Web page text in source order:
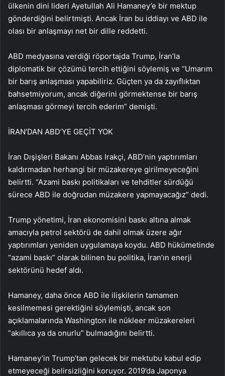
ülkenin dini lideri Ayetullah Ali Hamaney’e bir mektup
gönderdiğini belirtmişti. Ancak İran bu iddiayı ve ABD ile
olası bir anlaşmayı net bir dille reddetti.
ABD medyasına verdiği röportajda Trump, İran’la
diplomatik bir çözümü tercih ettiğini söylemiş ve “Umarım
bir barış anlaşması yapabiliriz. Güçten ya da zayıflıktan
bahsetmiyorum, ancak diğerini görmektense bir barış
anlaşması görmeyi tercih ederim” demişti.
İRAN’DAN ABD’YE GEÇİT YOK
İran Dışişleri Bakanı Abbas Irakçi, ABD’nin yaptırımları
kaldırmadan herhangi bir müzakereye girilmeyeceğini
belirtti. “Azami baskı politikaları ve tehditler sürdüğü
sürece ABD ile doğrudan müzakere yapmayacağız” dedi.
Trump yönetimi, İran ekonomisini baskı altına almak
amacıyla petrol sektörü de dahil olmak üzere ağır
yaptırımları yeniden uygulamaya koydu. ABD hükümetinde
“azami baskı” olarak bilinen bu politika, İran’ın enerji
sektörünü hedef aldı.
Hamaney, daha önce ABD ile ilişkilerin tamamen
kesilmemesi gerektiğini söylemişti, ancak son
açıklamalarında Washington ile nükleer müzakereleri
“akıllıca ya da onurlu” bulmadığını belirtti.
Hamaney’in Trump’tan gelecek bir mektubu kabul edip
etmeyeceği belirsizliğini koruyor. 2019’da Japonya